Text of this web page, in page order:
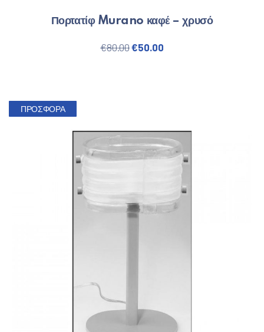
Πορτατίφ Murano καφέ – χρυσό
€80.00Original price was: €80.00.
€50.00
ΠΡΟΣΦΟΡΆ